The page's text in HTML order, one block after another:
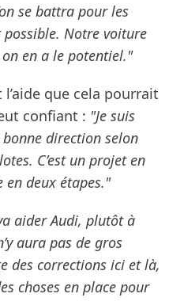
se battra pour les
possible. Notre voiture
en a le potentiel."
que cela pourrait
confiant : "Je suis
direction selon
C’est un projet en
deux étapes."
aider Audi, plutôt à
aura pas de gros
des corrections ici et là,
choses en place pour